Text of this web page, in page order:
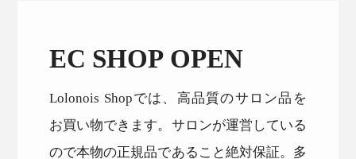
EC SHOP OPEN
Lolonois Shopでは、高品質のサロン品を
お買い物できます。サロンが運営している
ので本物の正規品であること絶対保証。多